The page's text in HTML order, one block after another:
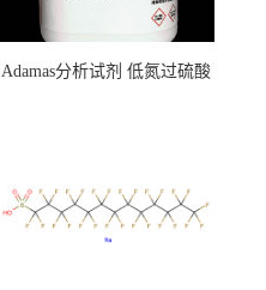
Adamas分析试剂 低氮过硫酸